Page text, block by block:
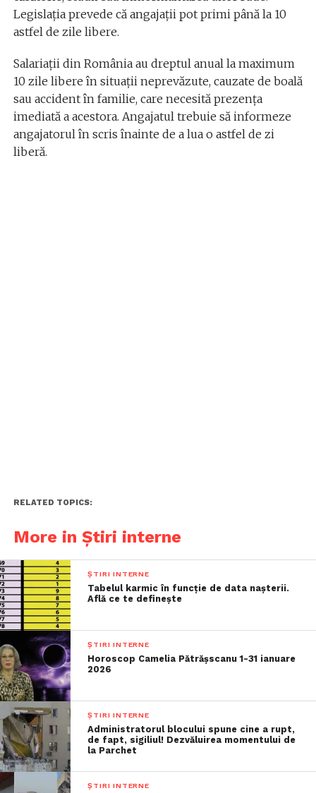
Legislația prevede că angajații pot primi până la 10
astfel de zile libere.
Salariații din România au dreptul anual la maximum
10 zile libere în situații neprevăzute, cauzate de boală
sau accident în familie, care necesită prezența
imediată a acestora. Angajatul trebuie să informeze
angajatorul în scris înainte de a lua o astfel de zi
liberă.
RELATED TOPICS:
More in Știri interne
ȘTIRI INTERNE
Tabelul karmic în funcție de data nașterii.
Află ce te definește
ȘTIRI INTERNE
Horoscop Camelia Pătrășscanu 1-31 ianuare
2026
ȘTIRI INTERNE
Administratorul blocului spune cine a rupt,
de fapt, sigiliul! Dezvăluirea momentului de
la Parchet
ȘTIRI INTERNE